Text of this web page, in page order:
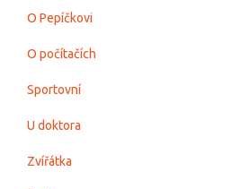
O Pepíčkovi
O počítačích
Sportovní
U doktora
Zvířátka